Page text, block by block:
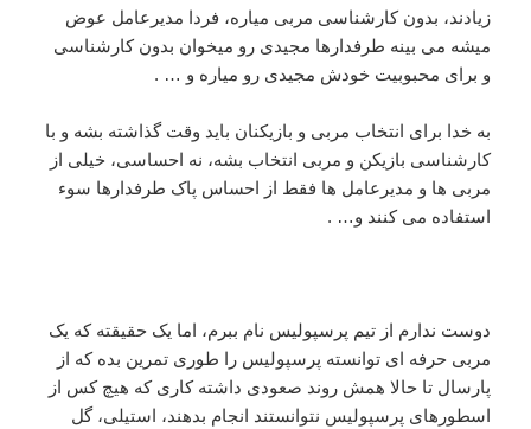
زیادند، بدون کارشناسی مربی میاره، فردا مدیرعامل عوض
میشه می بینه طرفدارها مجیدی رو میخوان بدون کارشناسی
و برای محبوبیت خودش مجیدی رو میاره و … .
به خدا برای انتخاب مربی و بازیکنان باید وقت گذاشته بشه و با
کارشناسی بازیکن و مربی انتخاب بشه، نه احساسی، خیلی از
مربی ها و مدیرعامل ها فقط از احساس پاک طرفدارها سوء
استفاده می کنند و… .
دوست ندارم از تیم پرسپولیس نام ببرم، اما یک حقیقته که یک
مربی حرفه ای توانسته پرسپولیس را طوری تمرین بده که از
پارسال تا حالا همش روند صعودی داشته کاری که هیچ کس از
اسطورهای پرسپولیس نتوانستند انجام بدهند، استیلی، گل